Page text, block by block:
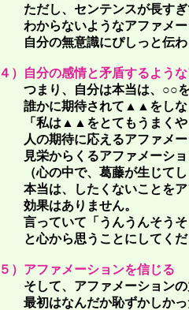
ただし、センテンスが長すぎ
わからないようなアファメー
自分の無意識にぴしっと伝わ
４）自分の感情と矛盾するよう
つまり、自分は本当は、○○を
誰かに期待されて▲▲をしな
「私は▲▲をとてもうまくや
人の期待に応えるアファメ
見栄からくるアファメーショ
（心の中で、葛藤が生じてし
本当は、したくないことをア
効果はありません。
言っていて 「うんうんそう
と心から思うことにしてくだ
５）アファメーションを信じる
そして、アファメーションの
最初はなんだか恥ずかしかっ